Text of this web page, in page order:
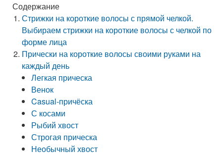
Содержание
Стрижки на короткие волосы с прямой челкой.
Выбираем стрижки на короткие волосы с челкой по
форме лица
Прически на короткие волосы своими руками на
каждый день
Легкая прическа
Венок
Casual-причёска
С косами
Рыбий хвост
Строгая прическа
Необычный хвост